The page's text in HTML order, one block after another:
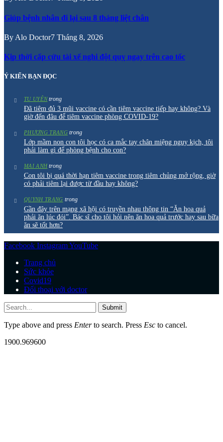
Giúp bệnh nhân đi lại sau 8 tháng liệt chân
By Alo Doctor7 Tháng 8, 2026
Kịp thời cấp cứu tài xế nghi đột quỵ ngay trên cao tốc
Ý KIẾN BẠN ĐỌC
TU UYÊNtrong
Đã tiêm đủ 3 mũi vaccine có cần tiêm vaccine tiếp hay không? Và
giờ đến đâu để tiêm vaccine phòng COVID-19?
PHƯƠNG TRANGtrong
Lớp mầm non con tôi học có ca mắc tay chân miệng nguy kịch, tôi
phải làm gì để phòng bệnh cho con?
MAI ANH trong
Con tôi bị quá thời hạn tiêm vaccine trong tiêm chủng mở rộng, giờ
có phải tiêm lại được từ đầu hay không?
QUYNH TRANG trong
Gần đây trên mạng xã hội có truyền nhau thông tin “Ăn hoa quả
phải ăn lúc đói”. Bác sĩ cho tôi hỏi nên ăn hoa quả trước hay sau bữa
ăn sẽ tốt hơn?
Facebook InstagramYouTube
Trang chủ
Sức khỏe
Covid19
Đối thoại với doctor
Submit
Type above and press Enterto search. Press Esc to cancel.
1900.969600